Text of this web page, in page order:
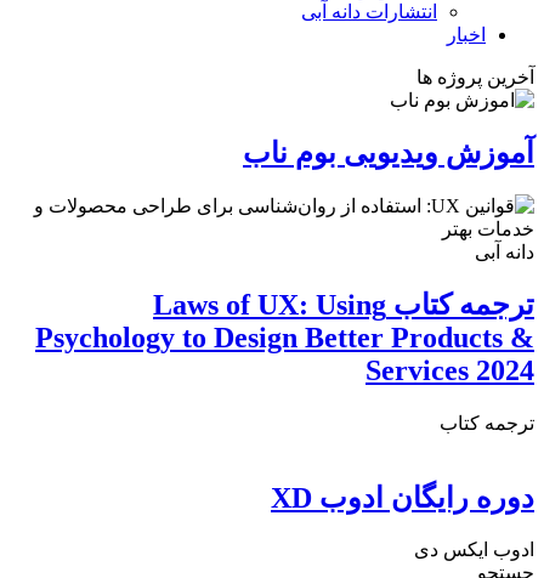
انتشارات دانه آبی
اخبار
آخرین پروژه ها
آموزش ویدیویی بوم ناب
دانه آبی
ترجمه کتاب Laws of UX: Using
Psychology to Design Better Products &
Services 2024
ترجمه کتاب
دوره رایگان ادوب XD
ادوب ایکس دی
جستجو